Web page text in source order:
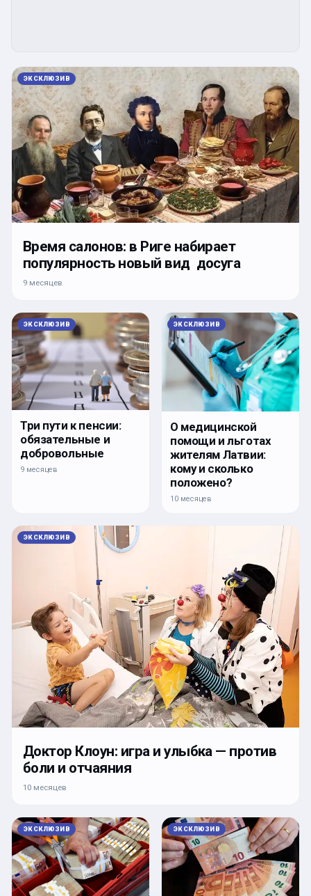
ЭКСКЛЮЗИВ
Время салонов: в Риге набирает
популярность новый вид досуга
9 месяцев
ЭКСКЛЮЗИВ
Три пути к пенсии:
обязательные и
добровольные
9 месяцев
ЭКСКЛЮЗИВ
О медицинской
помощи и льготах
жителям Латвии:
кому и сколько
положено?
10 месяцев
ЭКСКЛЮЗИВ
Доктор Клоун: игра и улыбка — против
боли и отчаяния
10 месяцев
ЭКСКЛЮЗИВ ЭКСКЛЮЗИВ